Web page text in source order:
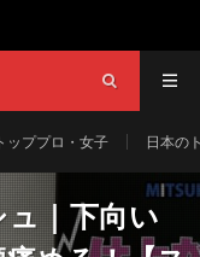
ッププロ・女子 日本の
｜下向い